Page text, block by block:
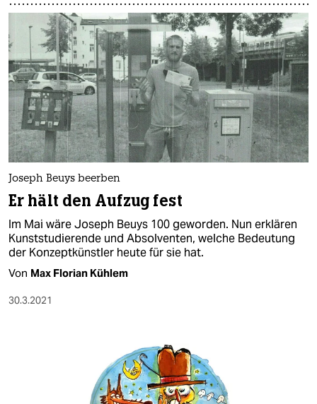
Joseph Beuys beerben
Er hält den Aufzug fest
Im Mai wäre Joseph Beuys 100 geworden. Nun erklären
Kunststudierende und Absolventen, welche Bedeutung
der Konzeptkünstler heute für sie hat.
Von Max Florian Kühlem​
30.3.2021